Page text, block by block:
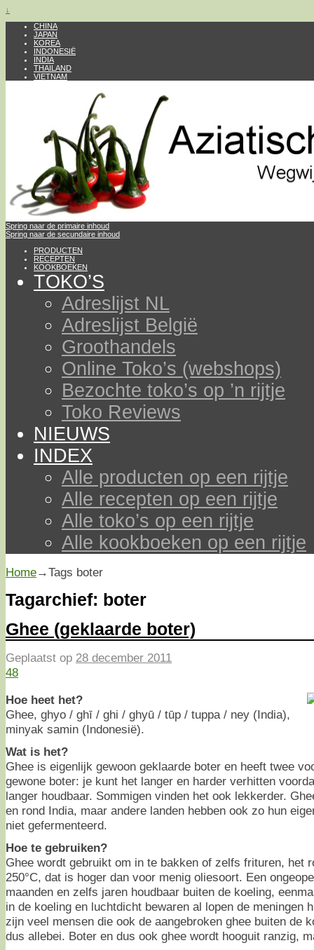
↓
CHINA
JAPAN
KOREA
INDONESIË
INDIA
THAILAND
VIETNAM
Spring naar de primaire inhoud
Spring naar de secundaire inhoud
PRODUCTEN
RECEPTEN
KOOKBOEKEN
TOKO’S
Adreslijst NL
Adreslijst België
Groothandels
Online Toko’s (webshops)
Bezochte toko’s op ’n rijtje
Toko Reviews
NIEUWS
INDEX
Alle producten op een rijtje
Alle recepten op een rijtje
Alle toko’s op een rijtje
Alle kookboeken op een rijtje
Home→Tags boter
Tagarchief: boter
Ghee (geklaarde boter)
Geplaatst op 28 december 2011
48
Hoe heet het?
Ghee, ghyo / ghī / ghi / ghyū / tūp / tuppa / ney (India),
minyak samin (Indonesië).
Wat is het?
Ghee is eigenlijk gewoon geklaarde boter en heeft twee
gewone boter: je kunt het langer en harder verhitten
langer houdbaar. Sommigen vinden het ook lekkerder.
en rond India, maar andere landen hebben ook zo hun
niet gefermenteerd.
Hoe te gebruiken?
Ghee wordt gebruikt om in te bakken of zelfs frituren, het
250°C, dat is hoger dan voor menig oliesoort. Een
maanden en zelfs jaren houdbaar buiten de koeling,
in de koeling en luchtdicht bewaren al lopen de meningen
zijn veel mensen die ook de aangebroken ghee buiten de
dus allebei. Boter en dus ook ghee wordt hooguit ranzig,